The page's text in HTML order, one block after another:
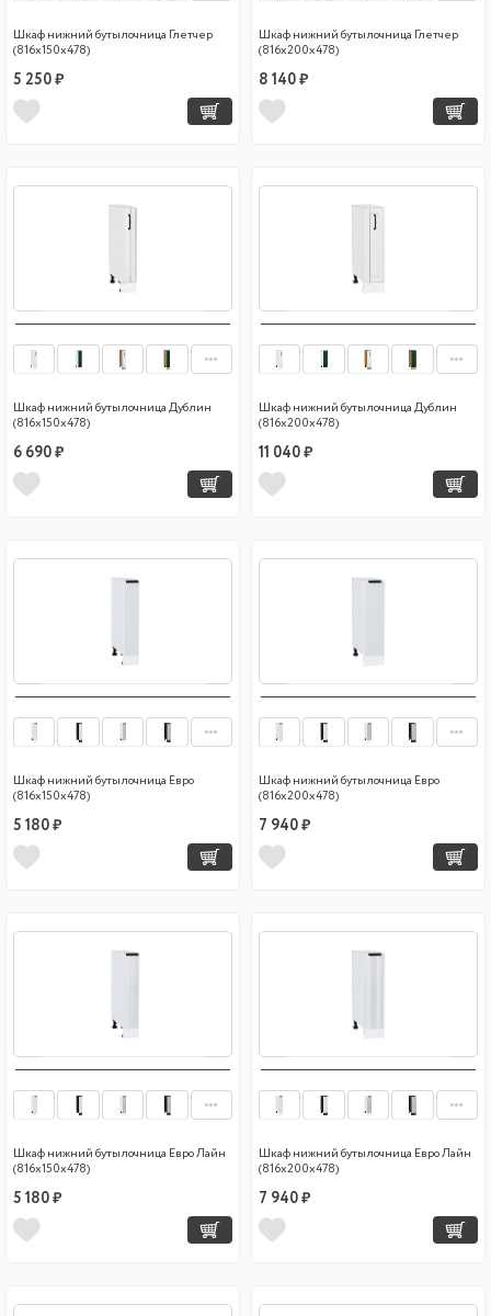
Шкаф нижний бутылочница Глетчер
(816х150х478)
5 250 ₽
Шкаф нижний бутылочница Глетчер
(816х200х478)
8 140 ₽
Шкаф нижний бутылочница Дублин
(816х150х478)
6 690 ₽
Шкаф нижний бутылочница Дублин
(816х200х478)
11 040 ₽
Шкаф нижний бутылочница Евро
(816х150х478)
5 180 ₽
Шкаф нижний бутылочница Евро
(816х200х478)
7 940 ₽
Шкаф нижний бутылочница Евро Лайн
(816х150х478)
5 180 ₽
Шкаф нижний бутылочница Евро Лайн
(816х200х478)
7 940 ₽